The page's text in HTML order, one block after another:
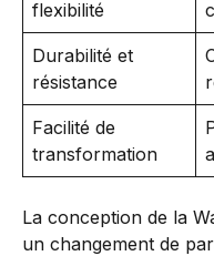
flexibilité
Durabilité et
résistance
Facilité de
transformation
La conception de la
un changement de